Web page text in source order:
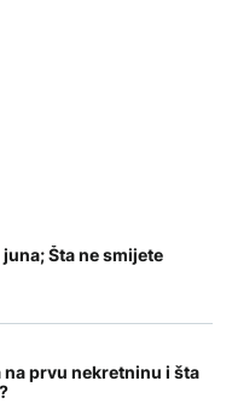
Šta ne smijete
na prvu nekretninu i šta